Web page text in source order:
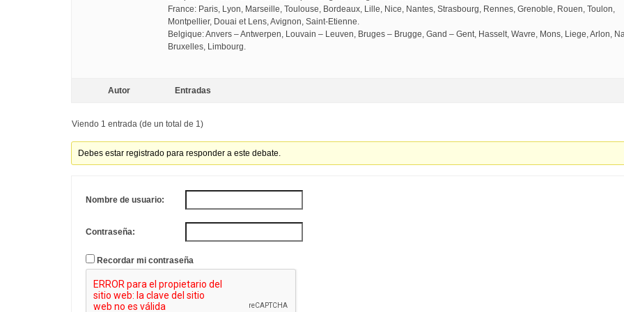
France: Paris, Lyon, Marseille, Toulouse, Bordeaux, Lille, Nice, Nantes, Strasbourg, Rennes, Grenoble, Rouen, Toulon,
Montpellier, Douai et Lens, Avignon, Saint-Etienne.
Belgique: Anvers – Antwerpen, Louvain – Leuven, Bruges – Brugge, Gand – Gent, Hasselt, Wavre, Mons, Liege, Arlon,
Bruxelles, Limbourg.
Autor Entradas
Viendo 1 entrada (de un total de 1)
Debes estar registrado para responder a este debate.
Nombre de usuario:
Contraseña:
Recordar mi contraseña